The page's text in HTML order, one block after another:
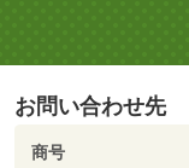
お問い合わせ先
商号